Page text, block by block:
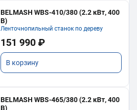
BELMASH WBS-410/380 (2.2 кВт, 400
В)
Ленточнопильный станок по дереву
151 990 ₽
В корзину
BELMASH WBS-465/380 (2.2 кВт, 400
В)